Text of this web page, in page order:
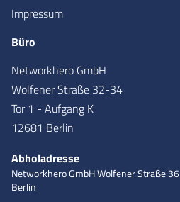
Impressum
Büro
Networkhero GmbH
Wolfener Straße 32-34
Tor 1 - Aufgang K
12681 Berlin
Abholadresse
Networkhero GmbHWolfener Straße 36
Berlin